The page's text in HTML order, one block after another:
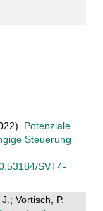
Potenziale
Steuerung
SVT4-
Vortisch, P.